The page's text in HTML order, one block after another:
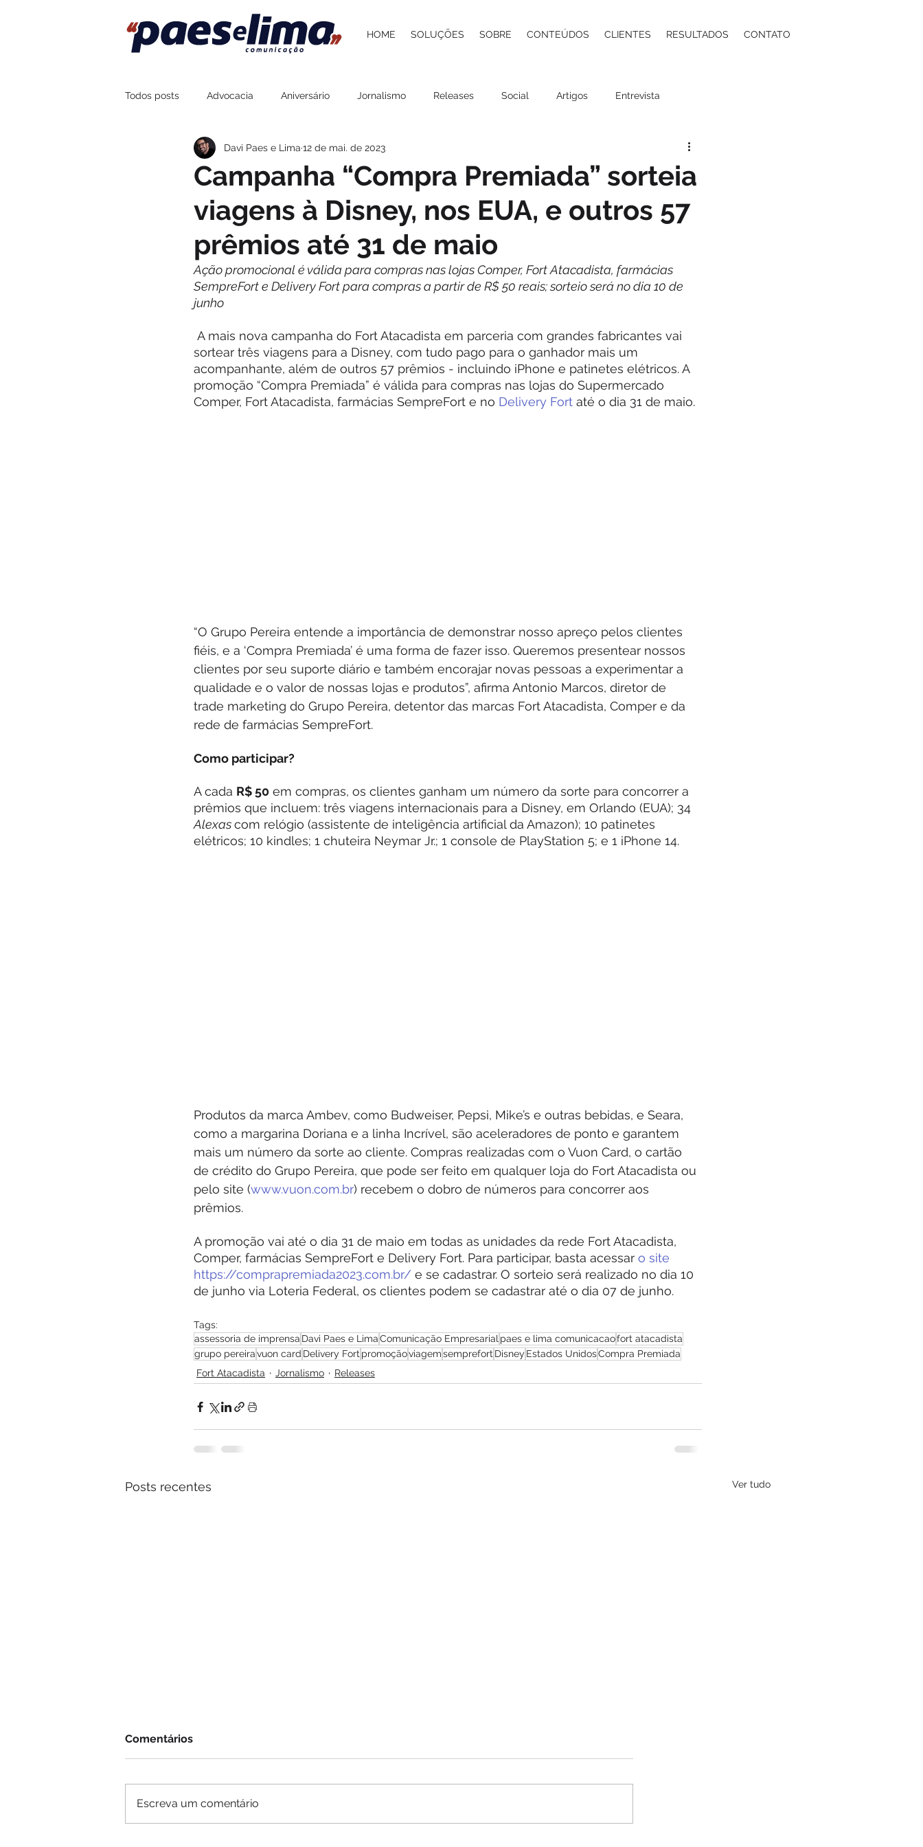
HOME SOLUÇÕES SOBRE CONTEÚDOS CLIENTES RESULTADOS CONTATO
Todos posts Advocacia Aniversário Jornalismo Releases Social Artigos Entrevista
Assessoria de Imprensa Fort Atacadista Cultura
Sustentabilidade Esportes Gastronomia Lazer Agenda ESG Procedimentos Estéticos
Boteco Zé Mané
Campanha “Compra Premiada” sorteia
viagens à Disney, nos EUA, e outros 57
prêmios até 31 de maio
Davi Paes e Lima 12 de mai. de 2023
Ação promocional é válida para compras nas lojas Comper, Fort Atacadista, farmácias
SempreFort e Delivery Fort para compras a partir de R$ 50 reais; sorteio será no dia 10 de
junho
sortear três viagens para a Disney, com tudo pago para o ganhador mais um
acompanhante, além de outros 57 prêmios - incluindo iPhone e patinetes elétricos. A
promoção “Compra Premiada” é válida para compras nas lojas do Supermercado
Comper, Fort Atacadista, farmácias SempreFort e no Delivery Fort até o dia 31 de maio.
“O Grupo Pereira entende a importância de demonstrar nosso apreço pelos clientes
fiéis, e a ‘Compra Premiada’ é uma forma de fazer isso. Queremos presentear nossos
clientes por seu suporte diário e também encorajar novas pessoas a experimentar a
qualidade e o valor de nossas lojas e produtos”, afirma Antonio Marcos, diretor de
trade marketing do Grupo Pereira, detentor das marcas Fort Atacadista, Comper e da
rede de farmácias SempreFort.
Como participar?
A cada R$ 50 em compras, os clientes ganham um número da sorte para concorrer a
prêmios que incluem: três viagens internacionais para a Disney, em Orlando (EUA); 34
Alexas com relógio (assistente de inteligência artificial da Amazon); 10 patinetes
elétricos; 10 kindles; 1 chuteira Neymar Jr.; 1 console de PlayStation 5; e 1 iPhone 14.
Produtos da marca Ambev, como Budweiser, Pepsi, Mike’s e outras bebidas, e Seara,
como a margarina Doriana e a linha Incrível, são aceleradores de ponto e garantem
mais um número da sorte ao cliente. Compras realizadas com o Vuon Card, o cartão
de crédito do Grupo Pereira, que pode ser feito em qualquer loja do Fort Atacadista ou
pelo site (www.vuon.com.br) recebem o dobro de números para concorrer aos
prêmios.
A promoção vai até o dia 31 de maio em todas as unidades da rede Fort Atacadista,
Comper, farmácias SempreFort e Delivery Fort. Para participar, basta acessar o site
https://comprapremiada2023.com.br/ e se cadastrar. O sorteio será realizado no dia 10
de junho via Loteria Federal, os clientes podem se cadastrar até o dia 07 de junho.
Tags:
assessoria de imprensa Davi Paes e LimaComunicação Empresarialpaes e lima comunicacaofort atacadista
grupo pereiravuon card Delivery FortpromoçãoviagemsemprefortDisney Estados UnidosCompra Premiada
Fort Atacadista
Jornalismo Releases
Posts recentes Ver tudo
Comentários
Escreva um comentário